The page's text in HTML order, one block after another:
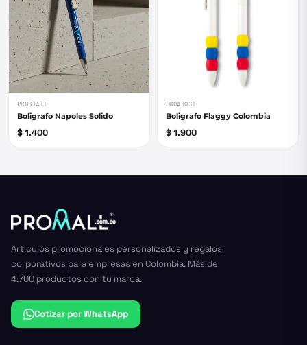
PROB1411
Boligrafo Napoles Solido
$ 1.400
PROA3031
Boligrafo Flaggy Colombia
$ 1.900
Artículos promocionales personalizados y regalos
corporativos para empresas en Colombia. Más de
4.700 productos con tu marca.
Cotizar por WhatsApp